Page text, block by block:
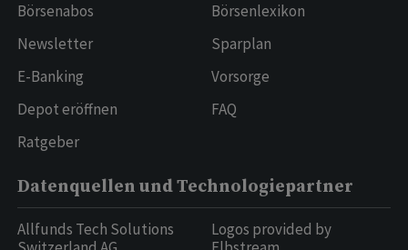
Börsenabos
Newsletter
E-Banking
Depot eröffnen
Ratgeber
Börsenlexikon
Sparplan
Vorsorge
FAQ
Datenquellen und Technologiepartner
Allfunds Tech Solutions
Logos provided by